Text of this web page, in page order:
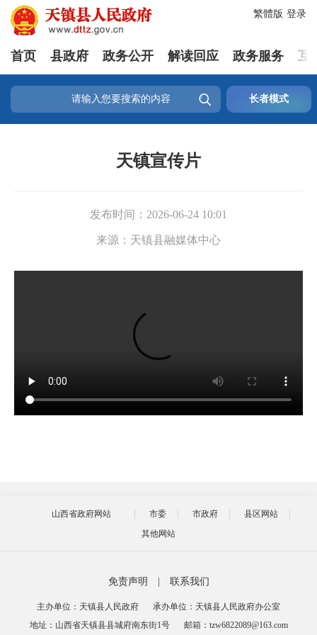
登录
繁體版
首页 县政府 政务公开 解读回应 政务服务 互
 长者模式
天镇宣传片
发布时间： 2026-06-24 10:01
来源： 天镇县融媒体中心
山西省政府网站 市委 市政府
县区网站
其他网站
免责声明 联系我们
主办单位：天镇县人民政府
承办单位：天镇县人民政府办公室
地址：山西省天镇县县城府南东街1号
邮箱：tzw6822089@163.com